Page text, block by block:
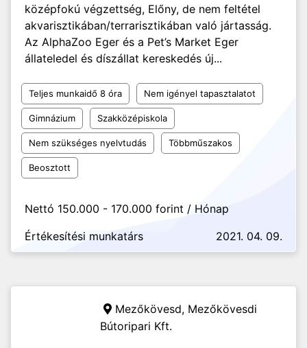
középfokú végzettség, Előny, de nem feltétel
akvarisztikában/terrarisztikában való jártasság.
Az AlphaZoo Eger és a Pet’s Market Eger
állateledel és díszállat kereskedés új...
Teljes munkaidő 8 óra Nem igényel tapasztalatot
Gimnázium Szakközépiskola
Nem szükséges nyelvtudás Többműszakos
Beosztott
Nettó 150.000 - 170.000 forint / Hónap
Értékesítési munkatárs
2021. 04. 09.
Mezőkövesd, Mezőkövesdi
Bútoripari Kft.